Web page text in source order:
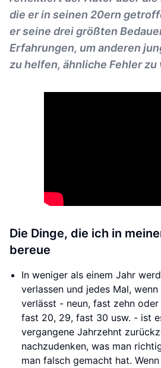
die er in seinen 20ern
er seine drei größten
Erfahrungen, um anderen
zu helfen, ähnliche Fehler zu
Die Dinge, die ich in
bereue
In weniger als einem Jahr
verlassen und jedes Mal,
verlässt - neun, fast zehn
fast 20, 29, fast 30 usw. - ist
vergangene Jahrzehnt
nachzudenken, was man
man falsch gemacht hat.